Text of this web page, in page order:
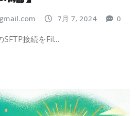
7月 7, 2024 0
SFTP接続をFil…